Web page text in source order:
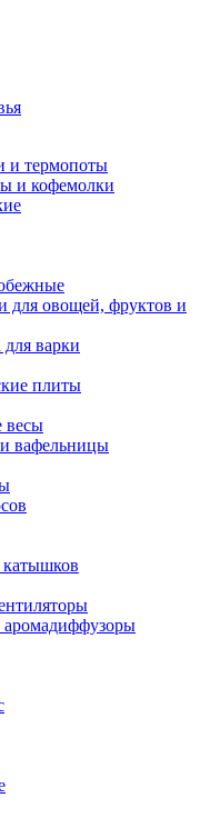
и термопоты
и кофемолки
для овощей, фруктов и
варки
плиты
весы
вафельницы
аромадиффузоры